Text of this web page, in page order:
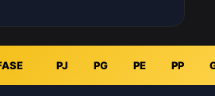
PJ PG PE PP